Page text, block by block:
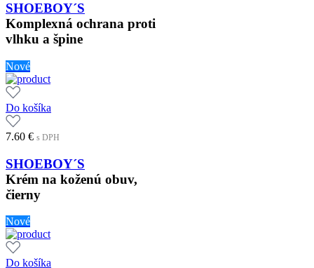
SHOEBOY´S
Komplexná ochrana proti
vlhku a špine
Nové
Do košíka
7.60 € s DPH
SHOEBOY´S
Krém na koženú obuv,
čierny
Nové
Do košíka